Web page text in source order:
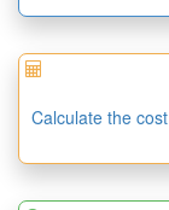
Calculate the